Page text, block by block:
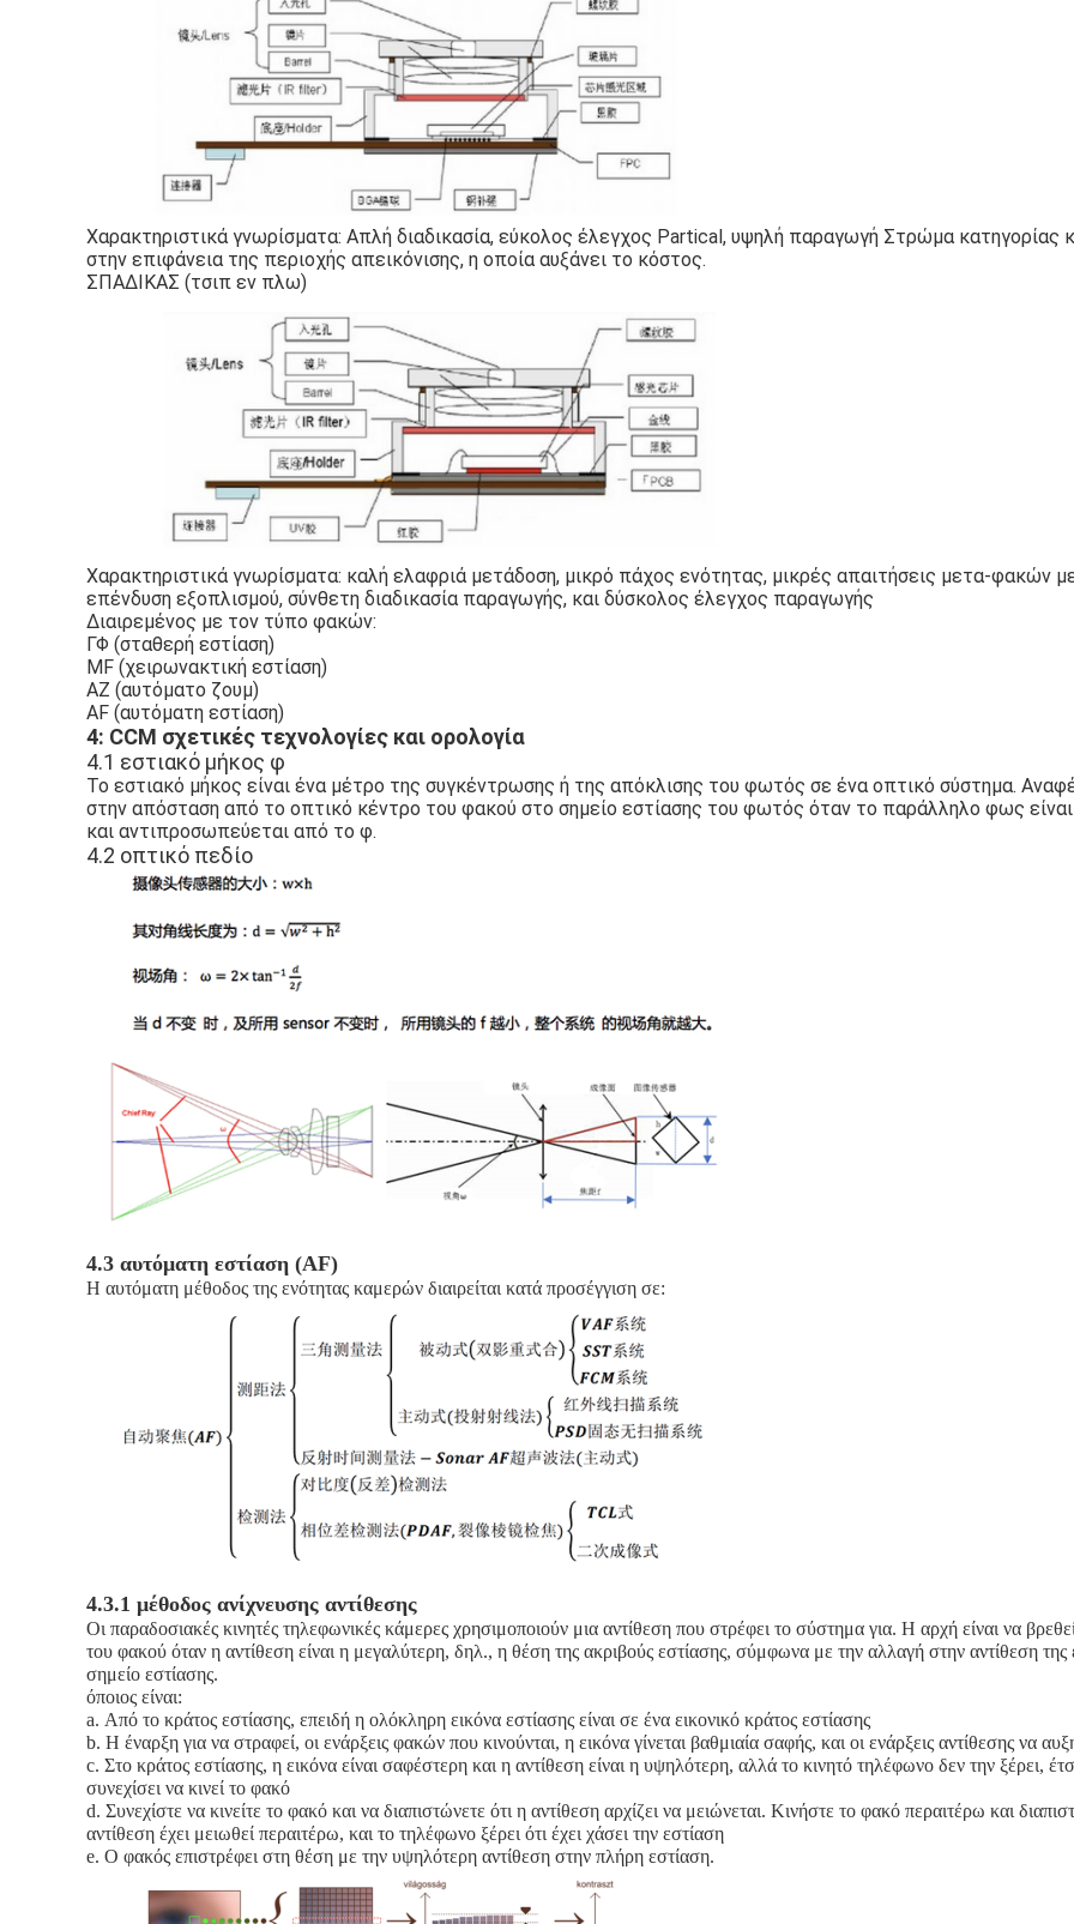
Χαρακτηριστικά γνωρίσματα: Απλή διαδικασία, εύκολος έλεγχος Partical, υψηλή παραγωγή Στρώμα κατηγορίας
στην επιφάνεια της περιοχής απεικόνισης, η οποία αυξάνει το κόστος.
ΣΠΑΔΙΚΑΣ (τσιπ εν πλω)
Χαρακτηριστικά γνωρίσματα: καλή ελαφριά μετάδοση, μικρό πάχος ενότητας, μικρές απαιτήσεις μετα-φακών
επένδυση εξοπλισμού, σύνθετη διαδικασία παραγωγής, και δύσκολος έλεγχος παραγωγής
Διαιρεμένος με τον τύπο φακών:
ΓΦ (σταθερή εστίαση)
MF (χειρωνακτική εστίαση)
AZ (αυτόματο ζουμ)
AF (αυτόματη εστίαση)
4: CCM σχετικές τεχνολογίες και ορολογία
4.1 εστιακό μήκος φ
Το εστιακό μήκος είναι ένα μέτρο της συγκέντρωσης ή της απόκλισης του φωτός σε ένα οπτικό σύστημα.
στην απόσταση από το οπτικό κέντρο του φακού στο σημείο εστίασης του φωτός όταν το παράλληλο φως
και αντιπροσωπεύεται από το φ.
4.2 οπτικό πεδίο
4.3 αυτόματη εστίαση (AF)
Η αυτόματη μέθοδος της ενότητας καμερών διαιρείται κατά προσέγγιση σε:
4.3.1 μέθοδος ανίχνευσης αντίθεσης
Οι παραδοσιακές κινητές τηλεφωνικές κάμερες χρησιμοποιούν μια αντίθεση που στρέφει το σύστημα για. Η αρχή είναι να
του φακού όταν η αντίθεση είναι η μεγαλύτερη, δηλ., η θέση της ακριβούς εστίασης, σύμφωνα με την αλλαγή στην αντίθεση της
σημείο εστίασης.
όποιος είναι:
a. Από το κράτος εστίασης, επειδή η ολόκληρη εικόνα εστίασης είναι σε ένα εικονικό κράτος εστίασης
b. Η έναρξη για να στραφεί, οι ενάρξεις φακών που κινούνται, η εικόνα γίνεται βαθμιαία σαφής, και οι ενάρξεις αντίθεσης να
c. Στο κράτος εστίασης, η εικόνα είναι σαφέστερη και η αντίθεση είναι η υψηλότερη, αλλά το κινητό τηλέφωνο δεν την ξέρει,
συνεχίσει να κινεί το φακό
d. Συνεχίστε να κινείτε το φακό και να διαπιστώνετε ότι η αντίθεση αρχίζει να μειώνεται. Κινήστε το φακό περαιτέρω και
αντίθεση έχει μειωθεί περαιτέρω, και το τηλέφωνο ξέρει ότι έχει χάσει την εστίαση
e. Ο φακός επιστρέφει στη θέση με την υψηλότερη αντίθεση στην πλήρη εστίαση.